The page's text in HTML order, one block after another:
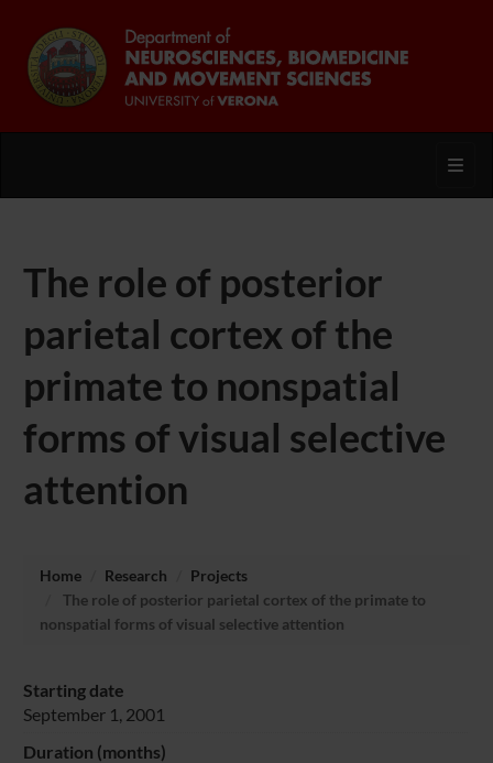
The role of posterior
parietal cortex of the
primate to nonspatial
forms of visual selective
attention
Home Research
Projects
The role of posterior parietal cortex of the primate to
nonspatial forms of visual selective attention
Starting date
September 1, 2001
Duration (months)